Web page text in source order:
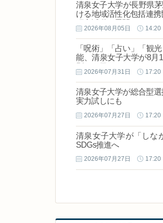
清泉女子大学が長野県
ける地域活性化包括連
2026年08月05日 14:20
「呪術」「占い」「観
能、清泉女子大学が8月
2026年07月31日 17:20
清泉女子大学が総合型
実力試しにも
2026年07月27日 17:20
清泉女子大学が「しな
SDGs推進へ
2026年07月27日 17:20